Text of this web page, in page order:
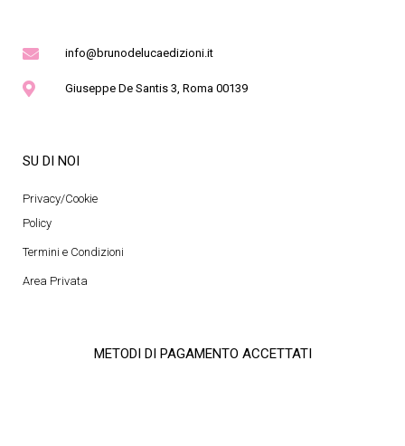
info@brunodelucaedizioni.it
Giuseppe De Santis 3, Roma 00139
SU DI NOI
Privacy/Cookie
Policy
Termini e Condizioni
Area Privata
METODI DI PAGAMENTO ACCETTATI